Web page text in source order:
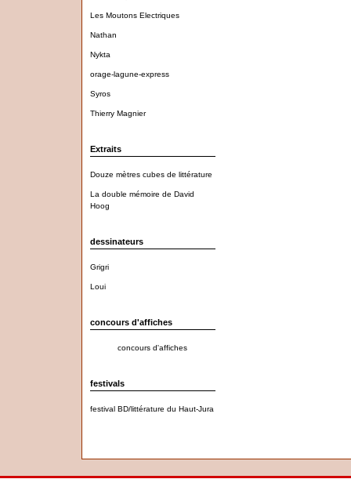
Les Moutons Electriques
Nathan
Nykta
orage-lagune-express
Syros
Thierry Magnier
Extraits
Douze mètres cubes de littérature
La double mémoire de David
Hoog
dessinateurs
Grigri
Loui
concours d'affiches
concours d'affiches
festivals
festival BD/littérature du Haut-Jura